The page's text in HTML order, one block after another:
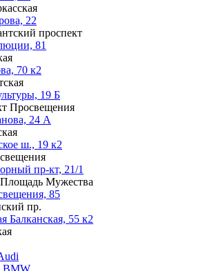
22
проспект
81
70 к2
19 Б
Просвещения
24 А
ш., 19 к2
пр-кт, 21/1
Мужества
85
пр.
Балканская, 55 к2
BMW